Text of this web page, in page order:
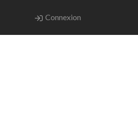
Connexion